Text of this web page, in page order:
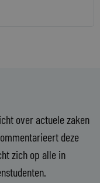
over actuele zaken
deze
zich op alle in